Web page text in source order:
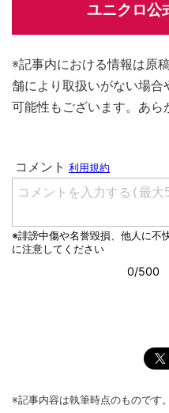
ユニクロ公
※記事内における情報は原
舗により取扱いがない場
可能性もございます。あら
※記事内容は執筆時点のものです